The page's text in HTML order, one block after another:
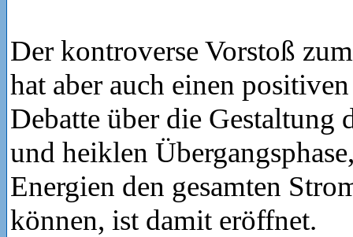
Der kontroverse Vorstoß
hat aber auch einen
Debatte über die Gestaltung
und heiklen
Energien den gesamten
können, ist damit eröffnet.